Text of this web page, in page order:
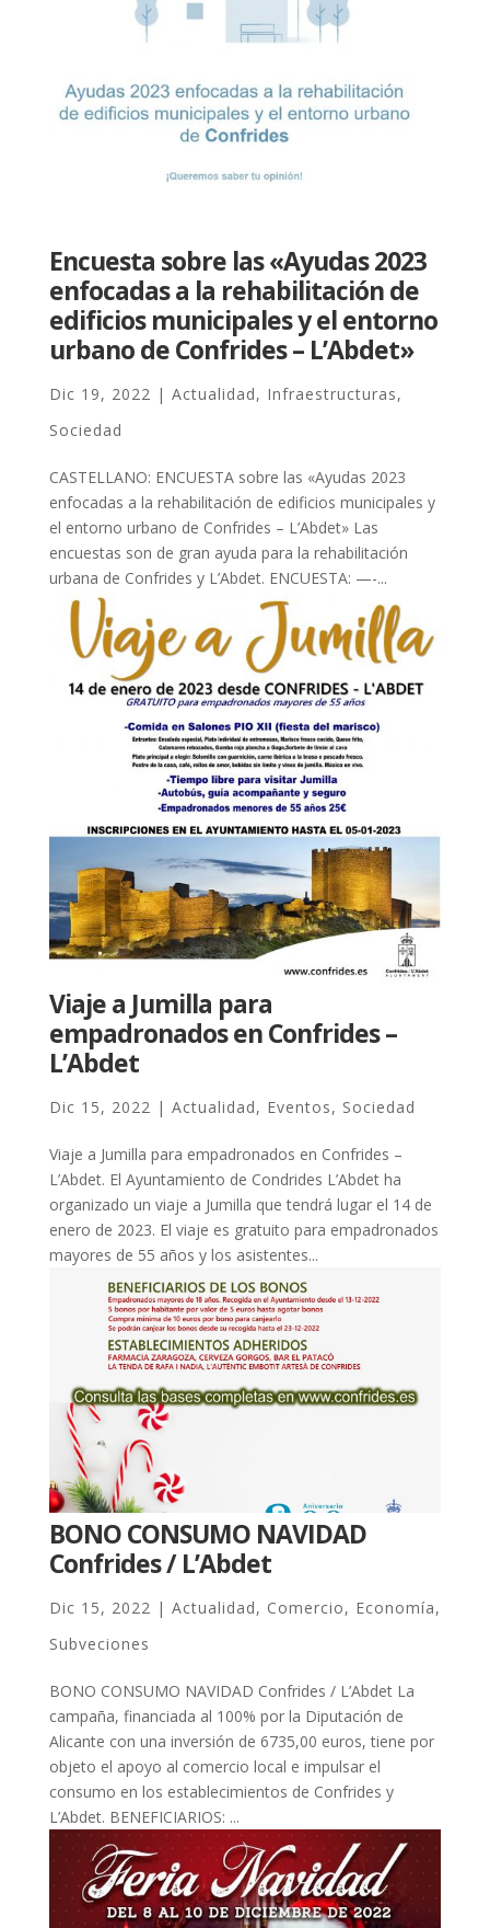
Encuesta sobre las «Ayudas 2023
enfocadas a la rehabilitación de
edificios municipales y el entorno
urbano de Confrides – L’Abdet»
Dic 19, 2022 | Actualidad, Infraestructuras,
Sociedad
CASTELLANO: ENCUESTA sobre las «Ayudas 2023
enfocadas a la rehabilitación de edificios municipales y
el entorno urbano de Confrides – L’Abdet» Las
encuestas son de gran ayuda para la rehabilitación
urbana de Confrides y L’Abdet. ENCUESTA: —-...
Viaje a Jumilla para
empadronados en Confrides –
L’Abdet
Dic 15, 2022 | Actualidad, Eventos, Sociedad
Viaje a Jumilla para empadronados en Confrides –
L’Abdet. El Ayuntamiento de Condrides L’Abdet ha
organizado un viaje a Jumilla que tendrá lugar el 14 de
enero de 2023. El viaje es gratuito para empadronados
mayores de 55 años y los asistentes...
BONO CONSUMO NAVIDAD
Confrides / L’Abdet
Dic 15, 2022 | Actualidad, Comercio, Economía,
Subveciones
BONO CONSUMO NAVIDAD Confrides / L’Abdet La
campaña, financiada al 100% por la Diputación de
Alicante con una inversión de 6735,00 euros, tiene por
objeto el apoyo al comercio local e impulsar el
consumo en los establecimientos de Confrides y
L’Abdet. BENEFICIARIOS: ...